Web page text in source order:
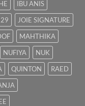
IBU ANIS
JOIE SIGNATURE
MAHTHIKA
NUFIYA
NUK
QUINTON
RAED